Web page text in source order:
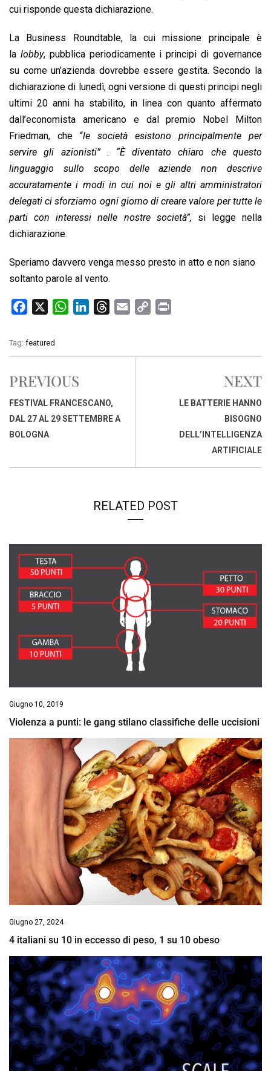
cui risponde questa dichiarazione.
La Business Roundtable, la cui missione principale è
la lobby, pubblica periodicamente i principi di governance
su come un’azienda dovrebbe essere gestita. Secondo la
dichiarazione di lunedì, ogni versione di questi principi negli
ultimi 20 anni ha stabilito, in linea con quanto affermato
dall’economista americano e dal premio Nobel Milton
Friedman, che “le società esistono principalmente per
servire gli azionisti”. “È diventato chiaro che questo
linguaggio sullo scopo delle aziende non descrive
accuratamente i modi in cui noi e gli altri amministratori
delegati ci sforziamo ogni giorno di creare valore per tutte le
parti con interessi nelle nostre società”, si legge nella
dichiarazione.
Speriamo davvero venga messo presto in atto e non siano
soltanto parole al vento.
c
e
o
o
k
W
t
A
p
p
k
I
n
e
s
i
y
n
Tag: featured
PREVIOUS
FESTIVAL FRANCESCANO,
DAL 27 AL 29 SETTEMBRE A
BOLOGNA
NEXT
LE BATTERIE HANNO
BISOGNO
DELL’INTELLIGENZA
ARTIFICIALE
RELATED POST
Giugno 10, 2019
Violenza a punti: le gang stilano classifiche delle uccisioni
Giugno 27, 2024
4 italiani su 10 in eccesso di peso, 1 su 10 obeso